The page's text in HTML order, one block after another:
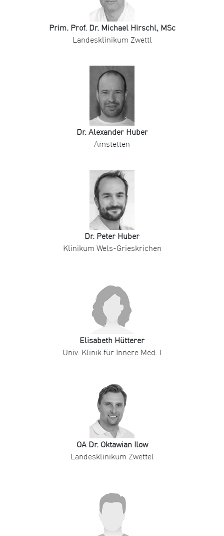
Prim. Prof. Dr. Michael Hirschl, MSc
Landesklinikum Zwettl
Dr. Alexander Huber
Amstetten
Dr. Peter Huber
Klinikum Wels-Grieskrichen
Elisabeth Hütterer
Univ. Klinik für Innere Med. I
OA Dr. Oktawian Ilow
Landesklinikum Zwettel